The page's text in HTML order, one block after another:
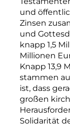
und
Zinsen
und
knapp 1,5
Millionen
Knapp 13,9
stammen
ist, dass
großen
Solidarität